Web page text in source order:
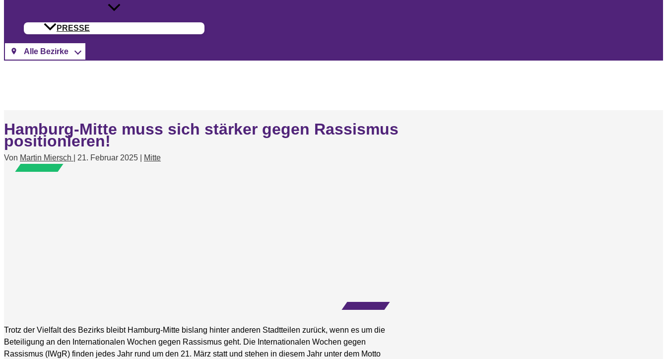
PRESSE
Hamburg-Mitte muss sich stärker gegen Rassismus
positionieren!
Von Martin Miersch 21. Februar 2025 Mitte
Trotz der Vielfalt des Bezirks bleibt Hamburg-Mitte bislang hinter anderen Stadtteilen zurück, wenn es um die
Beteiligung an den Internationalen Wochen gegen Rassismus geht. Die Internationalen Wochen gegen
Rassismus (IWgR) finden jedes Jahr rund um den 21. März statt und stehen in diesem Jahr unter dem Motto